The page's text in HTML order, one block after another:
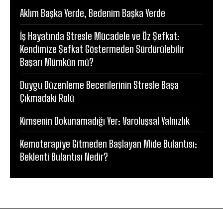
Aklım Başka Yerde, Bedenim Başka Yerde
İş Hayatında Stresle Mücadele ve Öz Şefkat:
Kendimize Şefkat Göstermeden Sürdürülebilir
Başarı Mümkün mü?
Duygu Düzenleme Becerilerinin Stresle Başa
Çıkmadaki Rolü
Kimsenin Dokunamadığı Yer: Varoluşsal Yalnızlık
Kemoterapiye Gitmeden Başlayan Mide Bulantısı:
Beklenti Bulantısı Nedir?